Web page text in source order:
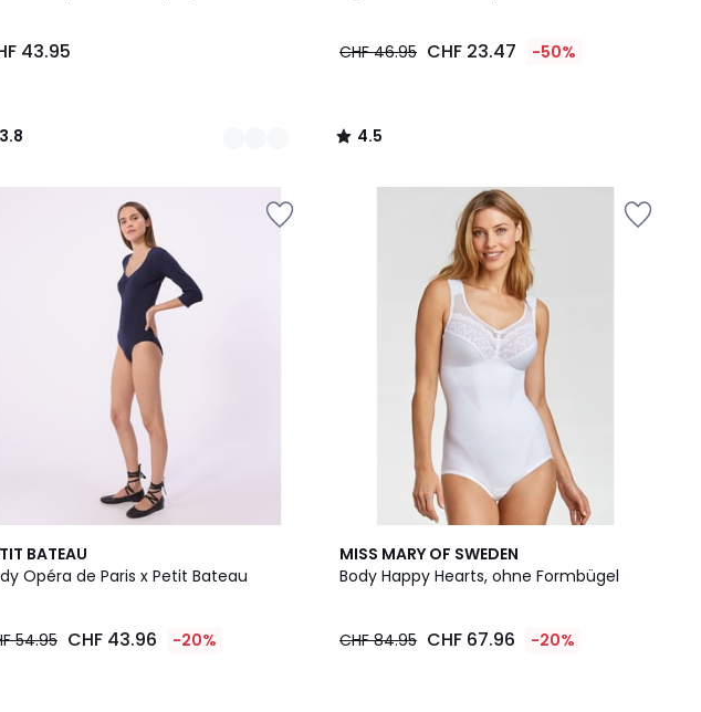
43.95
3.8
CHF 46.95 CHF 23.47 -50%
4.5
/
BATEAU
Opéra de Paris x Petit Bateau
54.95 CHF 43.96 -20%
MISS MARY OF SWEDEN
Body Happy Hearts, ohne Formbügel
CHF 84.95 CHF 67.96 -20%
4.4
/ 5